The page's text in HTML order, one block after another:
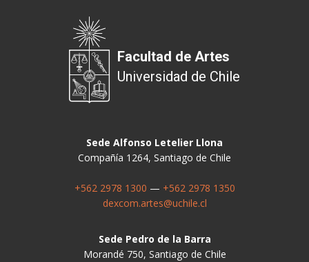
Facultad de Artes
Universidad de Chile
Sede Alfonso Letelier Llona
Compañía 1264, Santiago de Chile
+562 2978 1300 — +562 2978 1350
dexcom.artes@uchile.cl
Sede Pedro de la Barra
Morandé 750, Santiago de Chile